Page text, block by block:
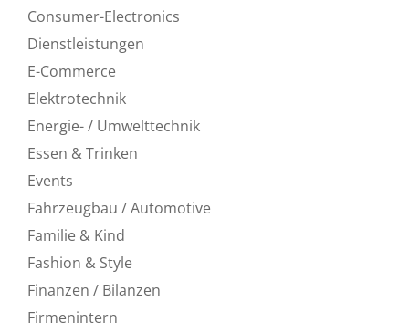
Consumer-Electronics
Dienstleistungen
E-Commerce
Elektrotechnik
Energie- / Umwelttechnik
Essen & Trinken
Events
Fahrzeugbau / Automotive
Familie & Kind
Fashion & Style
Finanzen / Bilanzen
Firmenintern